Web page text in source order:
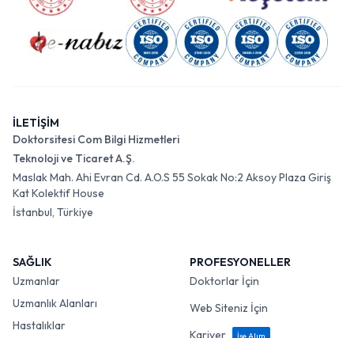
İLETİŞİM
Doktorsitesi Com Bilgi Hizmetleri
Teknoloji ve Ticaret A.Ş.
Maslak Mah. Ahi Evran Cd. A.O.S 55 Sokak No:2 Aksoy Plaza Giriş
Kat Kolektif House
İstanbul, Türkiye
SAĞLIK
Uzmanlar
Uzmanlık Alanları
Hastalıklar
PROFESYONELLER
Doktorlar İçin
Web Siteniz İçin
Kariyer